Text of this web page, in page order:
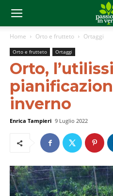
Home Orto e frutteto Ortaggi
Orto e frutteto Ortaggi
Orto,
inverno
Enrica Tampieri 9 Luglio 2022